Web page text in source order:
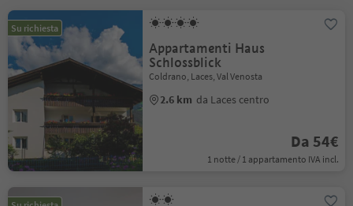
Su richiesta
Appartamenti Haus
Schlossblick
Coldrano, Laces, Val Venosta
2.6 km da Laces centro
Da 54€
1 notte / 1 appartamento IVA incl.